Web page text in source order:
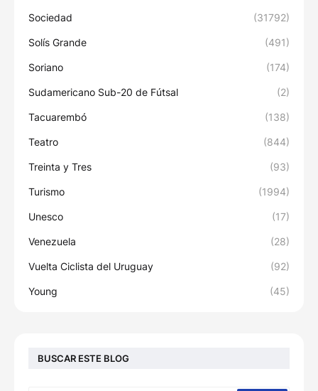
Sociedad (31792)
Solís Grande (491)
Soriano (174)
Sudamericano Sub-20 de Fútsal (2)
Tacuarembó (138)
Teatro (844)
Treinta y Tres (93)
Turismo (1994)
Unesco (17)
Venezuela (28)
Vuelta Ciclista del Uruguay (92)
Young (45)
BUSCAR ESTE BLOG